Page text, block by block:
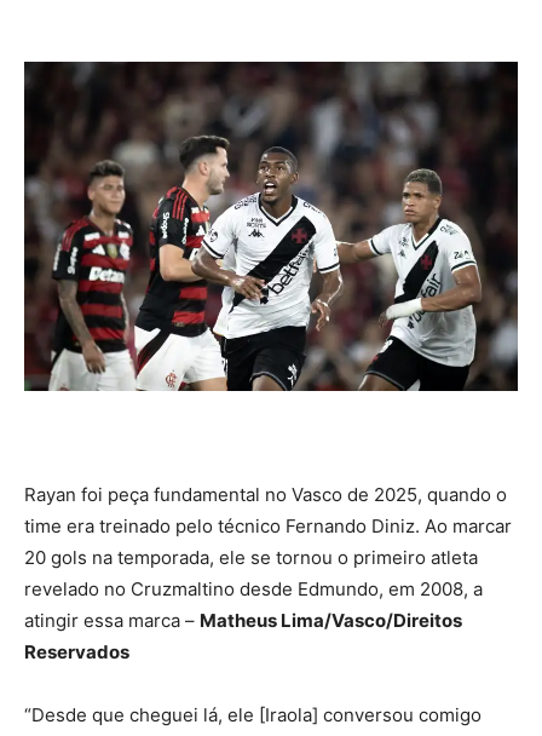
Rayan foi peça fundamental no Vasco de 2025, quando o
time era treinado pelo técnico Fernando Diniz. Ao marcar
20 gols na temporada, ele se tornou o primeiro atleta
revelado no Cruzmaltino desde Edmundo, em 2008, a
atingir essa marca – Matheus Lima/Vasco/Direitos
Reservados
“Desde que cheguei lá, ele [Iraola] conversou comigo